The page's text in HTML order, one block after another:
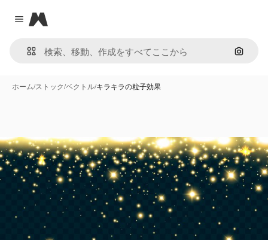
Close menu
Magnific
画像で
ホーム/ストック/ベクトル/キラキラの粒子効果